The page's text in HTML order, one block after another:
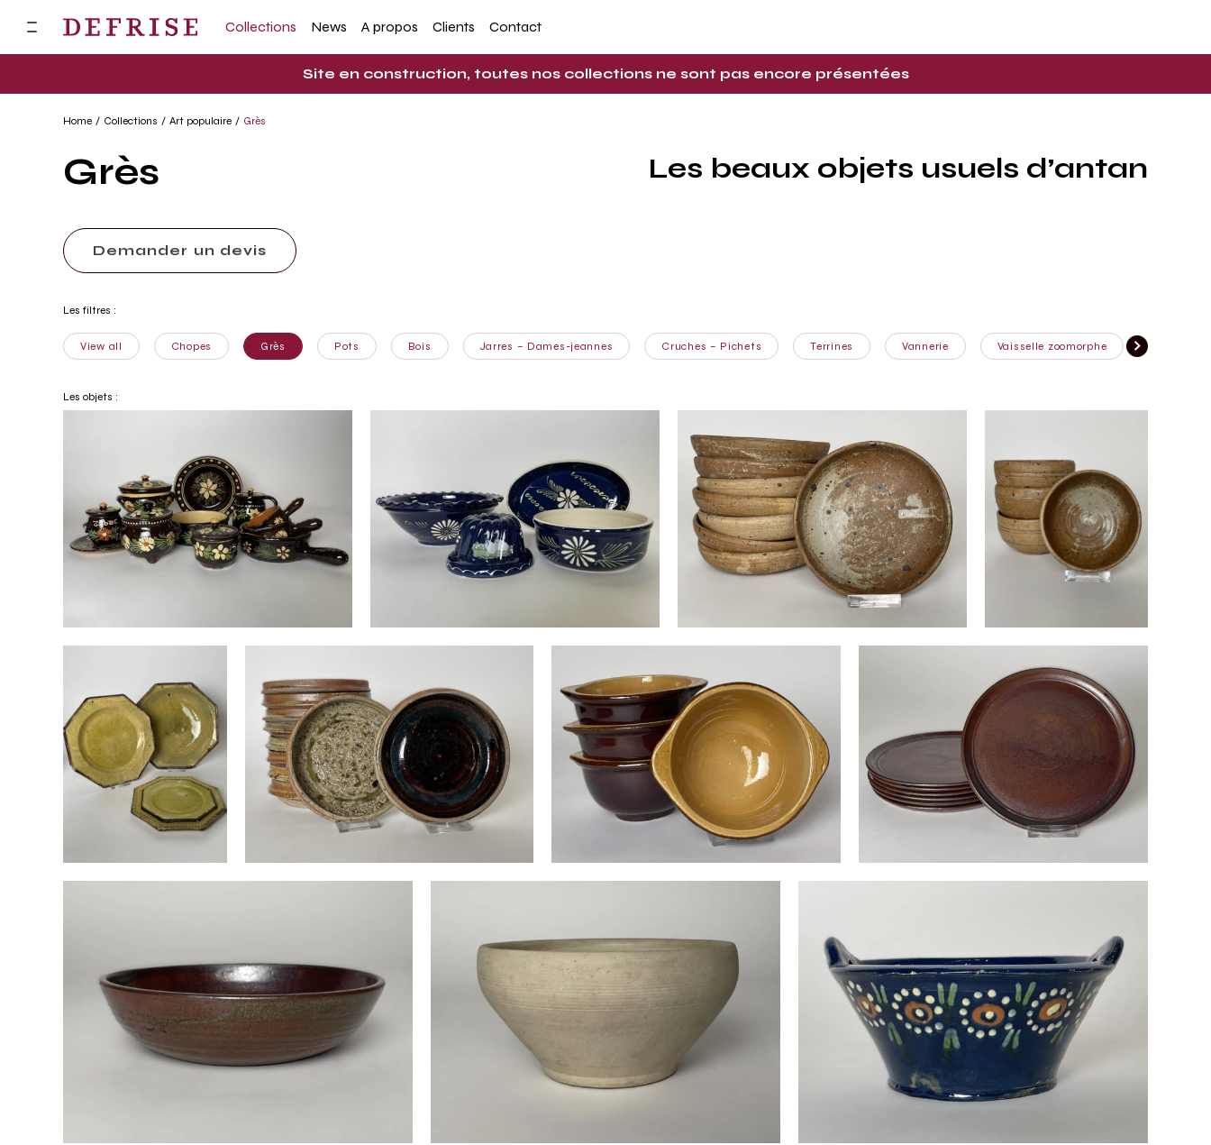
Collections News A propos Clients Contact
Site en construction, toutes nos collections ne sont pas encore présentées
Home Collections Art populaire Grès
Grès Les beaux objets usuels d’antan
Demander un devis
Les filtres :
View all Chopes Grès Pots Bois Jarres – Dames-jeannes Cruches – Pichets Terrines Vannerie Vaisselle zoomorphe
Les objets :